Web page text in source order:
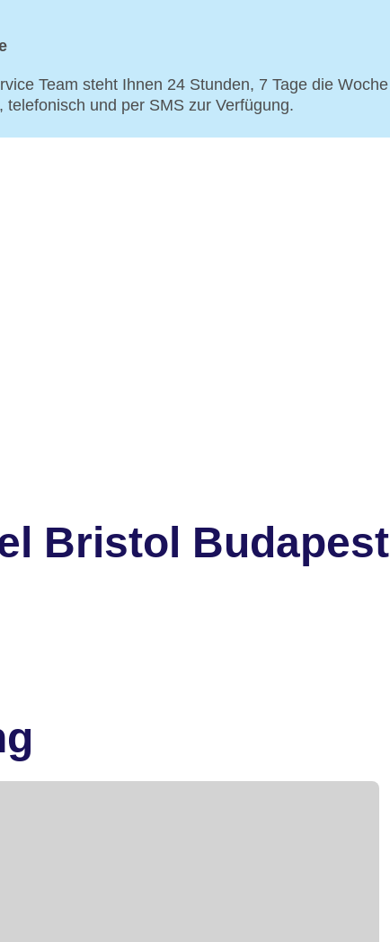
Team steht Ihnen 24 Stunden, 7 Tage die Woche
und per SMS zur Verfügung.
Bristol Budapest